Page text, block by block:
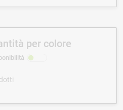
per colore